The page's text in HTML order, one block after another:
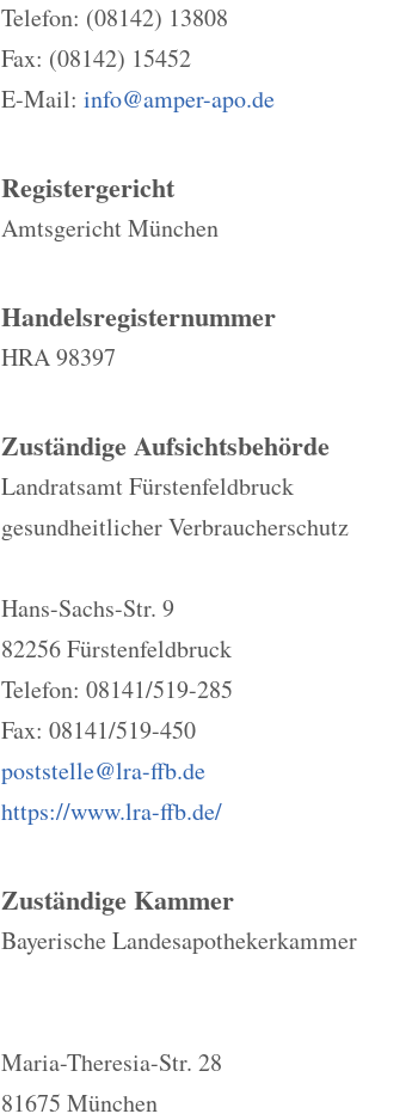
Telefon: (08142) 13808
Fax: (08142) 15452
E-Mail: info@amper-apo.de
Registergericht
Amtsgericht München
Handelsregisternummer
HRA 98397
Zuständige Aufsichtsbehörde
Landratsamt Fürstenfeldbruck
gesundheitlicher Verbraucherschutz
Hans-Sachs-Str. 9
82256 Fürstenfeldbruck
Telefon: 08141/519-285
Fax: 08141/519-450
poststelle@lra-ffb.de
https://www.lra-ffb.de/
Zuständige Kammer
Bayerische Landesapothekerkammer
Maria-Theresia-Str. 28
81675 München